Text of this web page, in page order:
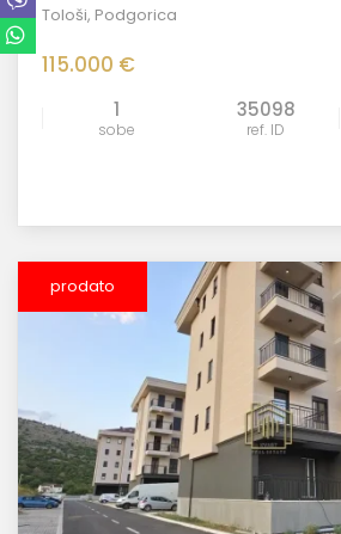
Tološi, Podgorica
115.000 €
1
sobe
35098
ref. ID
prodato